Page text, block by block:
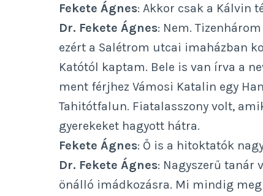
Fekete Ágnes: Akkor csak a Kálvin
Dr. Fekete Ágnes: Nem.
ezért a Salétrom utcai imaházban
Katótól kaptam. Bele is van írva a
ment férjhez Vámosi Katalin egy
Tahitótfalun. Fiatalasszony volt,
gyerekeket hagyott hátra.
Fekete Ágnes: Ő is a hitoktatók
Dr. Fekete Ágnes: Nagyszerű tanár
önálló imádkozásra. Mi mindig